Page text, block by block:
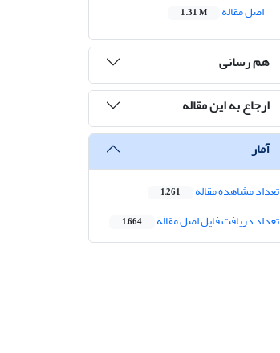
اصل مقاله
1.31 M
هم رسانی
ارجاع به این مقاله
آمار
تعداد مشاهده مقاله 1,261
تعداد دریافت فایل اصل مقاله 1,664